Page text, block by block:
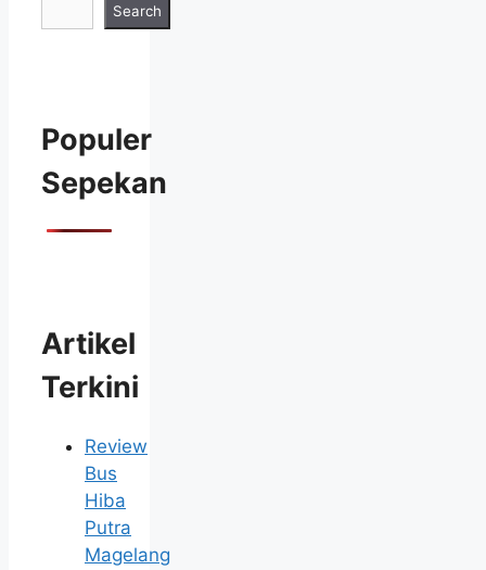
Search
Populer
Sepekan
Artikel
Terkini
Review
Bus
Hiba
Putra
Magelang